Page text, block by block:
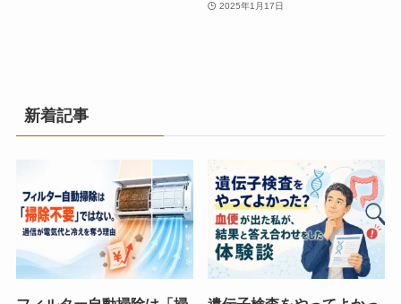
2025年1月17日
新着記事